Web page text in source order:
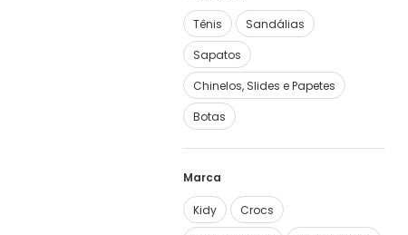
Tênis
Sandálias
Sapatos
Chinelos, Slides e Papetes
Botas
Marca
Kidy
Crocs